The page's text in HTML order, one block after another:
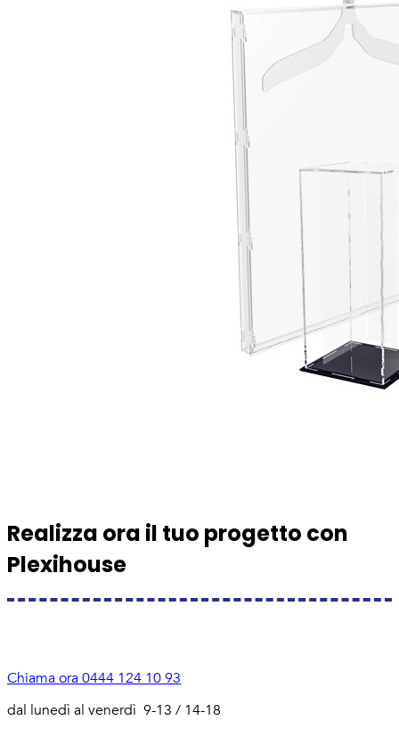
Realizza ora il tuo progetto con
Plexihouse
Chiama ora 0444 124 10 93
dal lunedì al venerdì 9-13 / 14-18